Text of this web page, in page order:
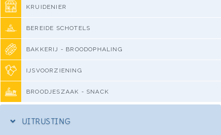
KRUIDENIER
BEREIDE SCHOTELS
BAKKERIJ - BROODOPHALING
IJSVOORZIENING
BROODJESZAAK - SNACK
UITRUSTING